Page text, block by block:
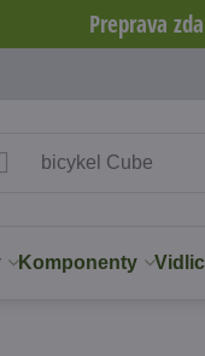
Preprava
Komponenty